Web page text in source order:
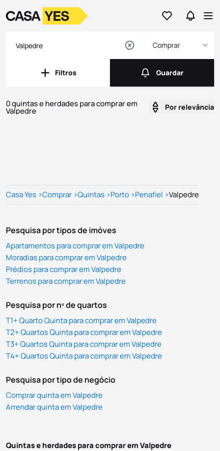
Ir para osIr para
LogoIr para a homepage
Comprar
Filtros
Filtros Guardar
Guardar
0 quintas e herdades para comprar em
Valpedre Por relevância
Casa Yes >Comprar >Quintas >Porto >Penafiel >Valpedre
Pesquisa por tipos de imóves
Apartamentos para comprar em Valpedre
Moradias para comprar em Valpedre
Prédios para comprar em Valpedre
Terrenos para comprar em Valpedre
Pesquisa por nº de quartos
T1+ Quarto Quinta para comprar em Valpedre
T2+ Quartos Quinta para comprar em Valpedre
T3+ Quartos Quinta para comprar em Valpedre
T4+ Quartos Quinta para comprar em Valpedre
Pesquisa por tipo de negócio
Comprar quinta em Valpedre
Arrendar quinta em Valpedre
Quintas e herdades para comprar em Valpedre